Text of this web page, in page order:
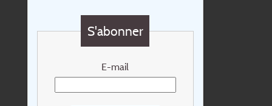
S'abonner
E-mail
Questions?
Newsletter